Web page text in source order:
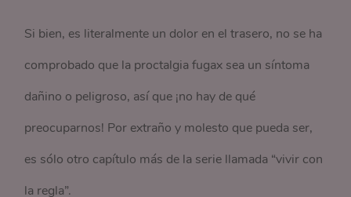
Si bien, es literalmente un dolor en el trasero, no se ha
comprobado que la proctalgia fugax sea un síntoma
dañino o peligroso, así que ¡no hay de qué
preocuparnos! Por extraño y molesto que pueda ser,
es sólo otro capítulo más de la serie llamada “vivir con
la regla”.